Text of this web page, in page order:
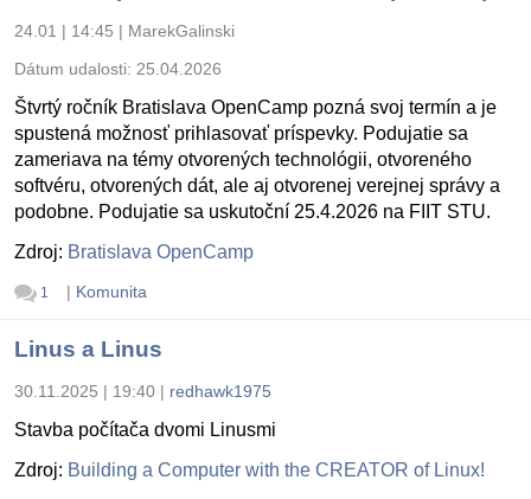
24.01 | 14:45 | MarekGalinski
Dátum udalosti: 25.04.2026
Štvrtý ročník Bratislava OpenCamp pozná svoj termín a je
spustená možnosť prihlasovať príspevky. Podujatie sa
zameriava na témy otvorených technológii, otvoreného
softvéru, otvorených dát, ale aj otvorenej verejnej správy a
podobne. Podujatie sa uskutoční 25.4.2026 na FIIT STU.
Zdroj: Bratislava OpenCamp
1 | Komunita
Linus a Linus
30.11.2025 | 19:40 | redhawk1975
Stavba počítača dvomi Linusmi
Zdroj: Building a Computer with the CREATOR of Linux!